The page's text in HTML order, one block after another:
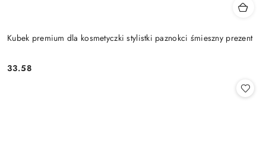
Kubek premium dla kosmetyczki stylistki paznokci śmieszny prezent
Cena:
33.58